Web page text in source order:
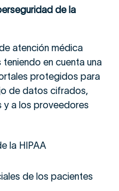
de la
atención médica
en cuenta una
protegidos para
de datos cifrados,
y a los proveedores
la HIPAA
de los pacientes